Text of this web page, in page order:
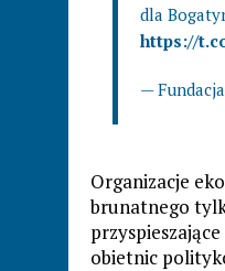
dla
https://
—
Organizacje
brunatnego
obietnic